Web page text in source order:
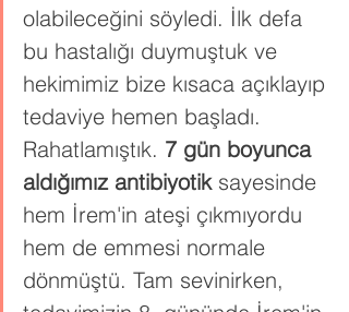
olabileceğini söyledi. İlk defa
bu hastalığı duymuştuk ve
hekimimiz bize kısaca açıklayıp
tedaviye hemen başladı.
Rahatlamıştık. 7 gün boyunca
aldığımız antibiyotik sayesinde
hem İrem'in ateşi çıkmıyordu
hem de emmesi normale
dönmüştü. Tam sevinirken,